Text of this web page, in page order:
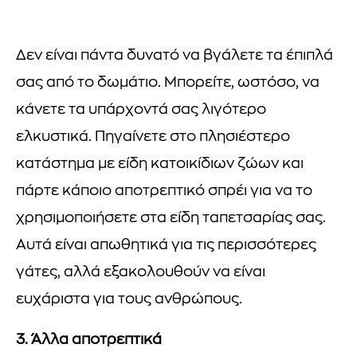
Δεν είναι πάντα δυνατό να βγάλετε τα έπιπλά
σας από το δωμάτιο. Μπορείτε, ωστόσο, να
κάνετε τα υπάρχοντά σας λιγότερο
ελκυστικά. Πηγαίνετε στο πλησιέστερο
κατάστημα με είδη κατοικίδιων ζώων και
πάρτε κάποιο αποτρεπτικό σπρέι για να το
χρησιμοποιήσετε στα είδη ταπετσαρίας σας.
Αυτά είναι απωθητικά για τις περισσότερες
γάτες, αλλά εξακολουθούν να είναι
ευχάριστα για τους ανθρώπους.
3. Άλλα αποτρεπτικά